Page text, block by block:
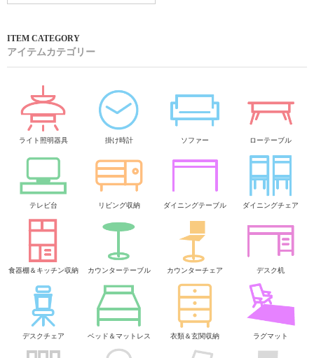
アイテムカテゴリー
ライト照明器具 掛け時計 ソファー ローテーブル
テレビ台 リビング収納 ダイニングテーブル ダイニングチェア
食器棚＆キッチン収納 カウンターテーブル カウンターチェア デスク机
デスクチェア ベッド＆マットレス 衣類＆玄関収納 ラグマット